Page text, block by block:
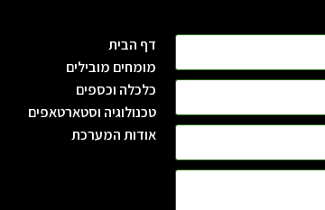
דף הבית
מומחים מובילים
כלכלה וכספים
טכנולוגיה וסטארטאפים
אודות המערכת